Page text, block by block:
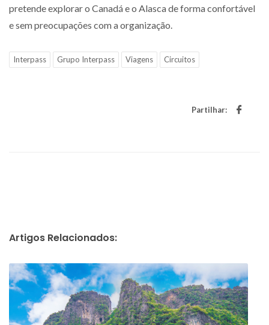
pretende explorar o Canadá e o Alasca de forma confortável
e sem preocupações com a organização.
Interpass Grupo Interpass Viagens Circuitos
Partilhar:
Artigos Relacionados: